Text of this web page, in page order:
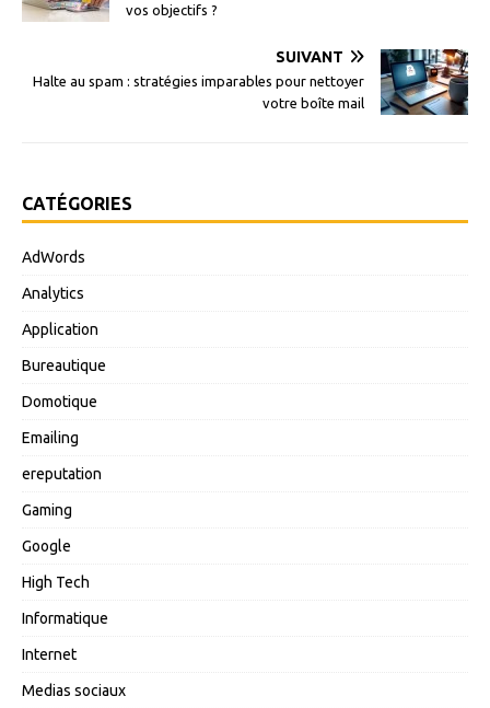
vos objectifs ?
SUIVANT
Halte au spam : stratégies imparables pour nettoyer
votre boîte mail
CATÉGORIES
AdWords
Analytics
Application
Bureautique
Domotique
Emailing
ereputation
Gaming
Google
High Tech
Informatique
Internet
Medias sociaux